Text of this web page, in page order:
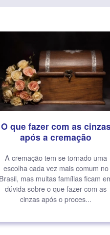
O que fazer com as cinzas
após a cremação
A cremação tem se tornado uma
escolha cada vez mais comum no
Brasil, mas muitas famílias ficam
dúvida sobre o que fazer com as
cinzas após o proces...